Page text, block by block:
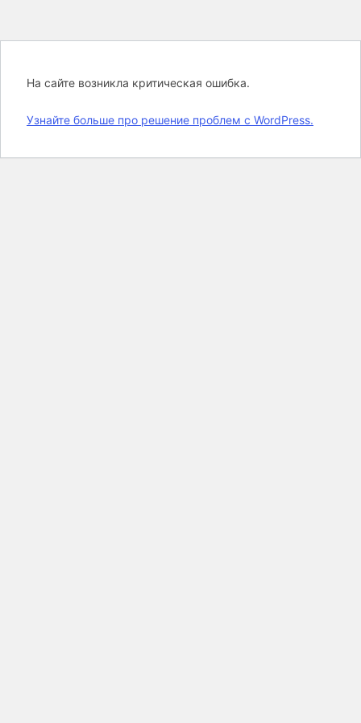
На сайте возникла критическая ошибка.
Узнайте больше про решение проблем с WordPress.